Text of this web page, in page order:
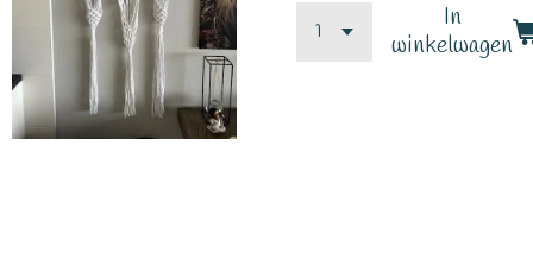
In
winkelwagen